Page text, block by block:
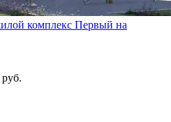
комплекс Первый на